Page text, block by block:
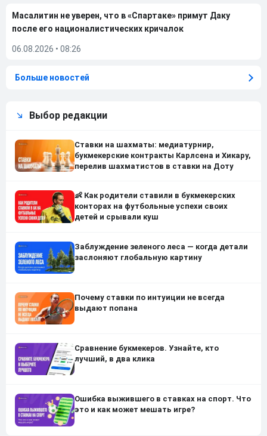
Масалитин не уверен, что в «Спартаке» примут Даку
после его националистических кричалок
06.08.2026 • 08:26
Больше новостей
Выбор редакции
Ставки на шахматы: медиатурнир,
букмекерские контракты Карлсена и Хикару,
перелив шахматистов в ставки на Доту
👶 Как родители ставили в букмекерских
конторах на футбольные успехи своих
детей и срывали куш
Заблуждение зеленого леса — когда детали
заслоняют глобальную картину
Почему ставки по интуиции не всегда
выдают попана
Сравнение букмекеров. Узнайте, кто
лучший, в два клика
Ошибка выжившего в ставках на спорт. Что
это и как может мешать игре?